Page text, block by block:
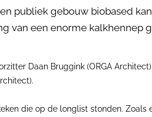
publiek gebouw biobased
van een enorme kalkhennep
Daan Bruggink (ORGA
die op de longlist stonden.